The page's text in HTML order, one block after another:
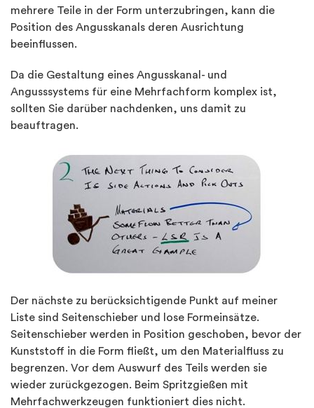
mehrere Teile in der Form unterzubringen, kann die
Position des Angusskanals deren Ausrichtung
beeinflussen.
Da die Gestaltung eines Angusskanal- und
Angusssystems für eine Mehrfachform komplex ist,
sollten Sie darüber nachdenken, uns damit zu
beauftragen.
Der nächste zu berücksichtigende Punkt auf meiner
Liste sind Seitenschieber und lose Formeinsätze.
Seitenschieber werden in Position geschoben, bevor der
Kunststoff in die Form fließt, um den Materialfluss zu
begrenzen. Vor dem Auswurf des Teils werden sie
wieder zurückgezogen. Beim Spritzgießen mit
Mehrfachwerkzeugen funktioniert dies nicht.